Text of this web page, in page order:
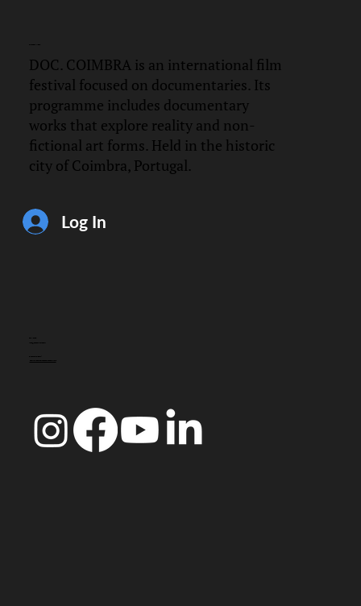
DOC. COIMBRA is an international film
festival focused on documentaries. Its
programme includes documentary
works that explore reality and non-
fictional art forms. Held in the historic
city of Coimbra, Portugal.
Log In
CONTACT